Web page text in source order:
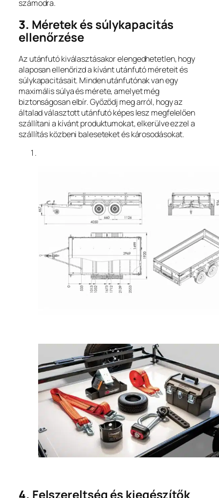
számodra.
3. Méretek és súlykapacitás
ellenőrzése
Az utánfutó kiválasztásakor elengedhetetlen, hogy
alaposan ellenőrizd a kívánt utánfutó méreteit és
súlykapacitásait. Minden utánfutónak van egy
maximális súlya és mérete, amelyet még
biztonságosan elbír. Győződj meg arról, hogy az
általad választott utánfutó képes lesz megfelelően
szállítani a kívánt produktumokat, elkerülve ezzel a
szállítás közbeni baleseteket és károsodásokat.
4. Felszereltség és kiegészítők